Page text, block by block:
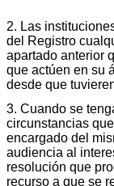
2. Las
del Registro
apartado anterior
que actúen en su
desde que
3. Cuando se
circunstancias
encargado del
audiencia al
resolución que
recurso a que se